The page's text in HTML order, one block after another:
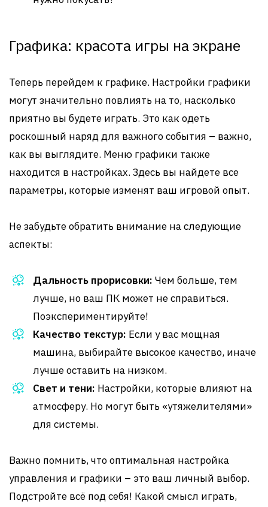
Графика: красота игры на экране
Теперь перейдем к графике. Настройки графики
могут значительно повлиять на то, насколько
приятно вы будете играть. Это как одеть
роскошный наряд для важного события – важно,
как вы выглядите. Меню графики также
находится в настройках. Здесь вы найдете все
параметры, которые изменят ваш игровой опыт.
Не забудьте обратить внимание на следующие
аспекты:
Дальность прорисовки: Чем больше, тем
лучше, но ваш ПК может не справиться.
Поэкспериментируйте!
Качество текстур: Если у вас мощная
машина, выбирайте высокое качество, иначе
лучше оставить на низком.
Свет и тени: Настройки, которые влияют на
атмосферу. Но могут быть «утяжелителями»
для системы.
Важно помнить, что оптимальная настройка
управления и графики – это ваш личный выбор.
Подстройте всё под себя! Какой смысл играть,